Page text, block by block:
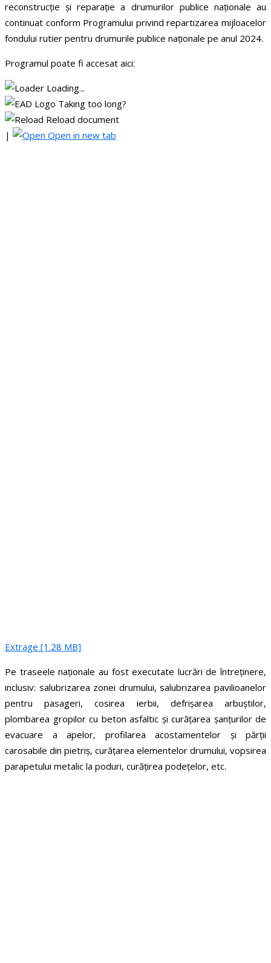
reconstrucție și reparație a drumurilor publice naționale au
continuat conform Programului privind repartizarea mijloacelor
fondului rutier pentru drumurile publice naționale pe anul 2024.
Programul poate fi accesat aici:
Loading...
Taking too long?
Reload document
|
Open in new tab
Extrage [1.28 MB]
Pe traseele naționale au fost executate lucrări de întreținere,
inclusiv: salubrizarea zonei drumului, salubrizarea pavilioanelor
pentru pasageri, cosirea ierbii, defrișarea arbuștilor,
plombarea gropilor cu beton asfaltic și curățarea șanțurilor de
evacuare a apelor, profilarea acostamentelor și părții
carosabile din pietriș, curățarea elementelor drumului, vopsirea
parapetului metalic la poduri, curățirea podețelor, etc.